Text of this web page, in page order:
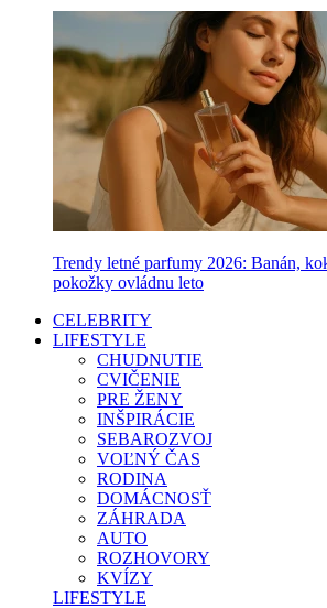
Trendy letné parfumy 2026: Banán,
pokožky ovládnu leto
CELEBRITY
LIFESTYLE
CHUDNUTIE
CVIČENIE
PRE ŽENY
INŠPIRÁCIE
SEBAROZVOJ
VOĽNÝ ČAS
RODINA
DOMÁCNOSŤ
ZÁHRADA
AUTO
ROZHOVORY
KVÍZY
LIFESTYLE